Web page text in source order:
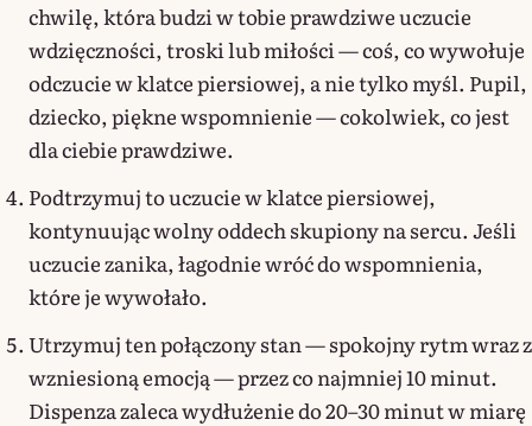
chwilę, która budzi w tobie prawdziwe uczucie
wdzięczności, troski lub miłości — coś, co wywołuje
odczucie w klatce piersiowej, a nie tylko myśl. Pupil,
dziecko, piękne wspomnienie — cokolwiek, co jest
dla ciebie prawdziwe.
Podtrzymuj to uczucie w klatce piersiowej,
kontynuując wolny oddech skupiony na sercu. Jeśli
uczucie zanika, łagodnie wróć do wspomnienia,
które je wywołało.
Utrzymuj ten połączony stan — spokojny rytm wraz z
wzniesioną emocją — przez co najmniej 10 minut.
Dispenza zaleca wydłużenie do 20–30 minut w miarę